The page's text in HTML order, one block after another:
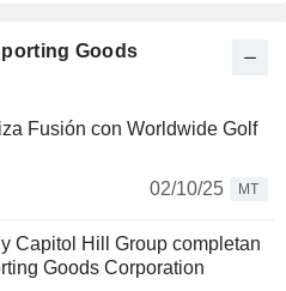
Goods
Fusión con Worldwide Golf
02/10/25
MT
Capitol Hill Group completan
Goods Corporation